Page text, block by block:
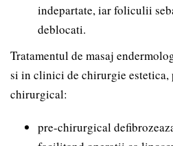
indepartate, iar foliculii
deblocati.
Tratamentul de masaj
si in clinici de chirurgie estetica,
chirurgical:
pre-chirurgical